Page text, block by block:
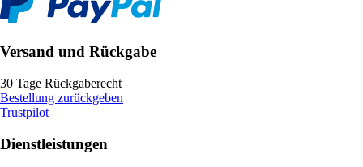
Versand und Rückgabe
30 Tage Rückgaberecht
Bestellung zurückgeben
Trustpilot
Dienstleistungen